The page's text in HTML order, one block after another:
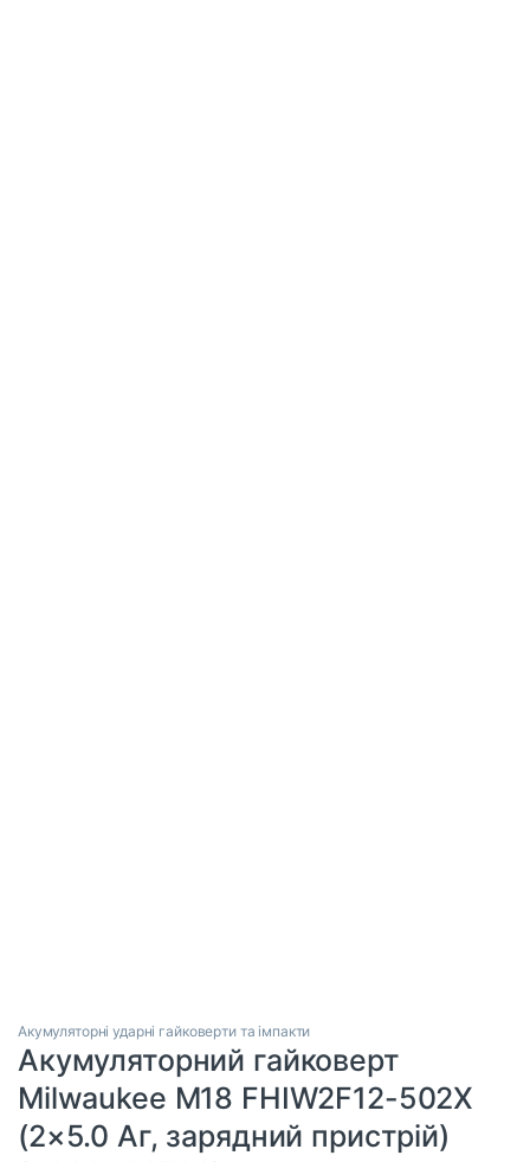
Акумуляторні ударні гайковерти та імпакти
Акумуляторний гайковерт
Milwaukee M18 FHIW2F12-502X
(2×5.0 Аг, зарядний пристрій)